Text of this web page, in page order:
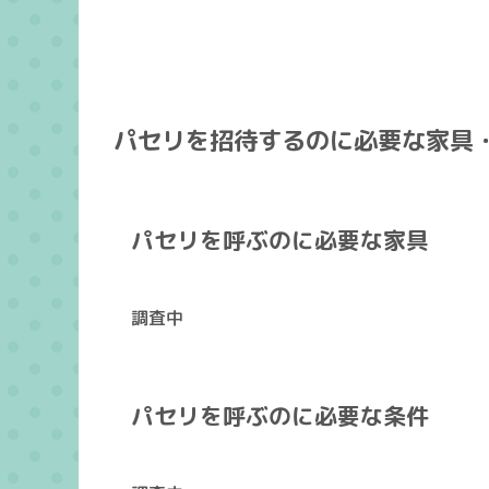
パセリを招待するのに必要な家具
パセリを呼ぶのに必要な家具
調査中
パセリを呼ぶのに必要な条件